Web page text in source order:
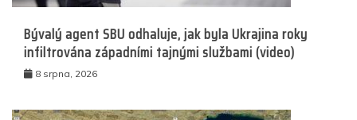
Bývalý agent SBU odhaluje, jak byla Ukrajina roky
infiltrována západními tajnými službami (video)
8 srpna, 2026